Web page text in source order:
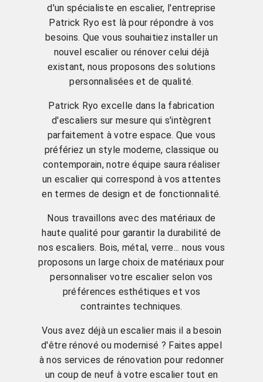
d'un spécialiste en escalier, l'entreprise
Patrick Ryo est là pour répondre à vos
besoins. Que vous souhaitiez installer un
nouvel escalier ou rénover celui déjà
existant, nous proposons des solutions
personnalisées et de qualité.
Patrick Ryo excelle dans la fabrication
d'escaliers sur mesure qui s'intègrent
parfaitement à votre espace. Que vous
préfériez un style moderne, classique ou
contemporain, notre équipe saura réaliser
un escalier qui correspond à vos attentes
en termes de design et de fonctionnalité.
Nous travaillons avec des matériaux de
haute qualité pour garantir la durabilité de
nos escaliers. Bois, métal, verre... nous vous
proposons un large choix de matériaux pour
personnaliser votre escalier selon vos
préférences esthétiques et vos
contraintes techniques.
Vous avez déjà un escalier mais il a besoin
d'être rénové ou modernisé ? Faites appel
à nos services de rénovation pour redonner
un coup de neuf à votre escalier tout en